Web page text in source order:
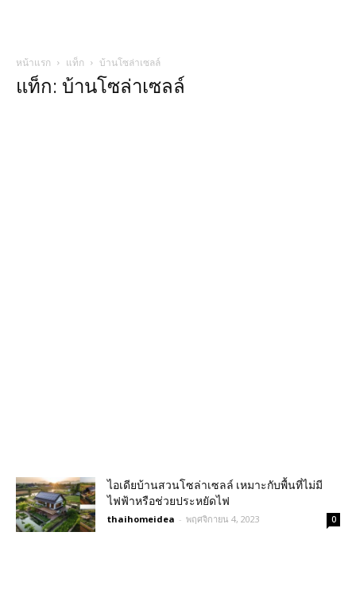
หน้าแรก แท็ก บ้านโซล่าเซลล์
แท็ก: บ้านโซล่าเซลล์
ไอเดียบ้านสวนโซล่าเซลล์ เหมาะกับพื้นที่ไม่มี
ไฟฟ้าหรือช่วยประหยัดไฟ
thaihomeidea - พฤศจิกายน 4, 2023 0